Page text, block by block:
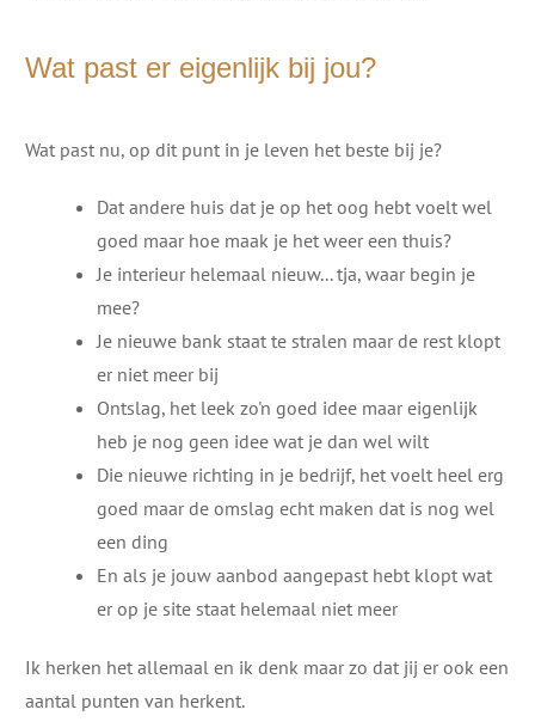
Wat past er eigenlijk bij jou?
Wat past nu, op dit punt in je leven het beste bij je?
Dat andere huis dat je op het oog hebt voelt wel
goed maar hoe maak je het weer een thuis?
Je interieur helemaal nieuw... tja, waar begin je
mee?
Je nieuwe bank staat te stralen maar de rest klopt
er niet meer bij
Ontslag, het leek zo'n goed idee maar eigenlijk
heb je nog geen idee wat je dan wel wilt
Die nieuwe richting in je bedrijf, het voelt heel erg
goed maar de omslag echt maken dat is nog wel
een ding
En als je jouw aanbod aangepast hebt klopt wat
er op je site staat helemaal niet meer
Ik herken het allemaal en ik denk maar zo dat jij er ook een
aantal punten van herkent.